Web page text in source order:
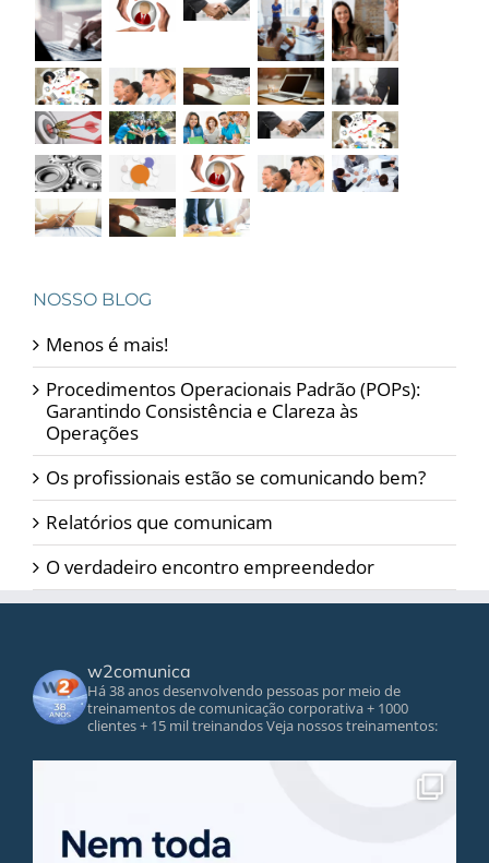
NOSSO BLOG
Menos é mais!
Procedimentos Operacionais Padrão (POPs):
Garantindo Consistência e Clareza às
Operações
Os profissionais estão se comunicando bem?
Relatórios que comunicam
O verdadeiro encontro empreendedor
w2comunica
Há 38 anos desenvolvendo pessoas por meio de
treinamentos de comunicação corporativa+ 1000
clientes+ 15 mil treinandosVeja nossos treinamentos: